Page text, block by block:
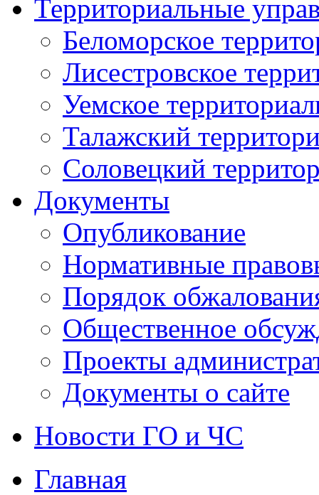
Территориальные
Беломорское
Лисестровское
Уемское
Талажский
Соловецкий
Документы
Опубликование
Нормативные
Порядок
Общественное
Проекты
Документы о сайте
Новости ГО и ЧС
Главная